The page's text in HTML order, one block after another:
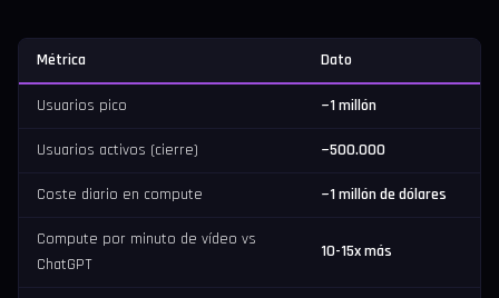
Métrica Dato
Usuarios pico ~1 millón
Usuarios activos (cierre) ~500.000
Coste diario en compute ~1 millón de dólares
Compute por minuto de vídeo vs
ChatGPT
10-15x más